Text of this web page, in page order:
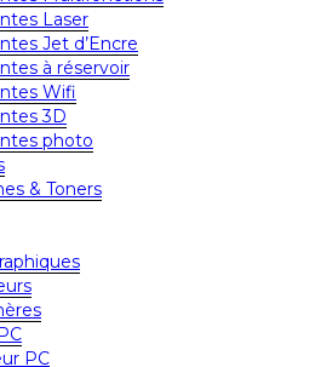
Laser
Jet d’Encre
à réservoir
Wifi
3D
photo
& Toners
PC